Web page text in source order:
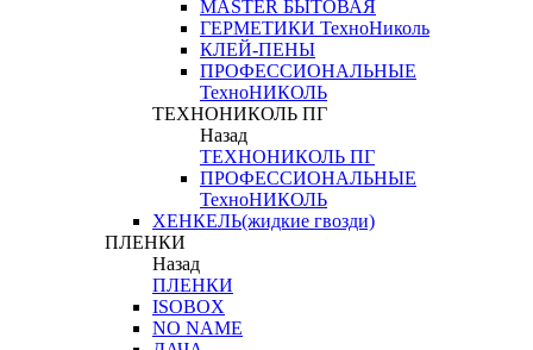
MASTER БЫТОВАЯ
ГЕРМЕТИКИ ТехноНиколь
КЛЕЙ-ПЕНЫ
ПРОФЕССИОНАЛЬНЫЕ
ТехноНИКОЛЬ
ТЕХНОНИКОЛЬ ПГ
Назад
ТЕХНОНИКОЛЬ ПГ
ПРОФЕССИОНАЛЬНЫЕ
ТехноНИКОЛЬ
ХЕНКЕЛЬ(жидкие гвозди)
ПЛЕНКИ
Назад
ПЛЕНКИ
ISOBOX
NO NAME